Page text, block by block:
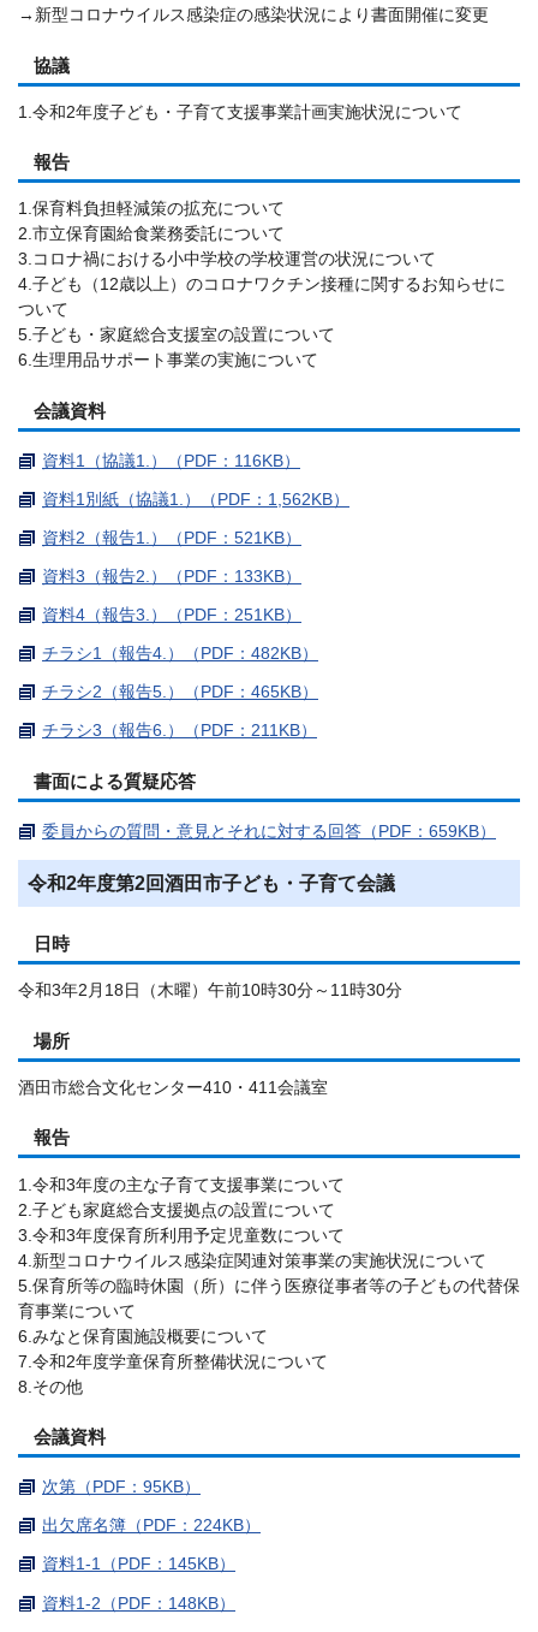
→新型コロナウイルス感染症の感染状況により書面開催に変更
協議
1.令和2年度子ども・子育て支援事業計画実施状況について
報告
1.保育料負担軽減策の拡充について
2.市立保育園給食業務委託について
3.コロナ禍における小中学校の学校運営の状況について
4.子ども（12歳以上）のコロナワクチン接種に関するお知らせに
ついて
5.子ども・家庭総合支援室の設置について
6.生理用品サポート事業の実施について
会議資料
資料1（協議1.）（PDF：116KB）
資料1別紙（協議1.）（PDF：1,562KB）
資料2（報告1.）（PDF：521KB）
資料3（報告2.）（PDF：133KB）
資料4（報告3.）（PDF：251KB）
チラシ1（報告4.）（PDF：482KB）
チラシ2（報告5.）（PDF：465KB）
チラシ3（報告6.）（PDF：211KB）
書面による質疑応答
委員からの質問・意見とそれに対する回答（PDF：659KB）
令和2年度第2回酒田市子ども・子育て会議
日時
令和3年2月18日（木曜）午前10時30分～11時30分
場所
酒田市総合文化センター410・411会議室
報告
1.令和3年度の主な子育て支援事業について
2.子ども家庭総合支援拠点の設置について
3.令和3年度保育所利用予定児童数について
4.新型コロナウイルス感染症関連対策事業の実施状況について
5.保育所等の臨時休園（所）に伴う医療従事者等の子どもの代替保
育事業について
6.みなと保育園施設概要について
7.令和2年度学童保育所整備状況について
8.その他
会議資料
次第（PDF：95KB）
出欠席名簿（PDF：224KB）
資料1-1（PDF：145KB）
資料1-2（PDF：148KB）